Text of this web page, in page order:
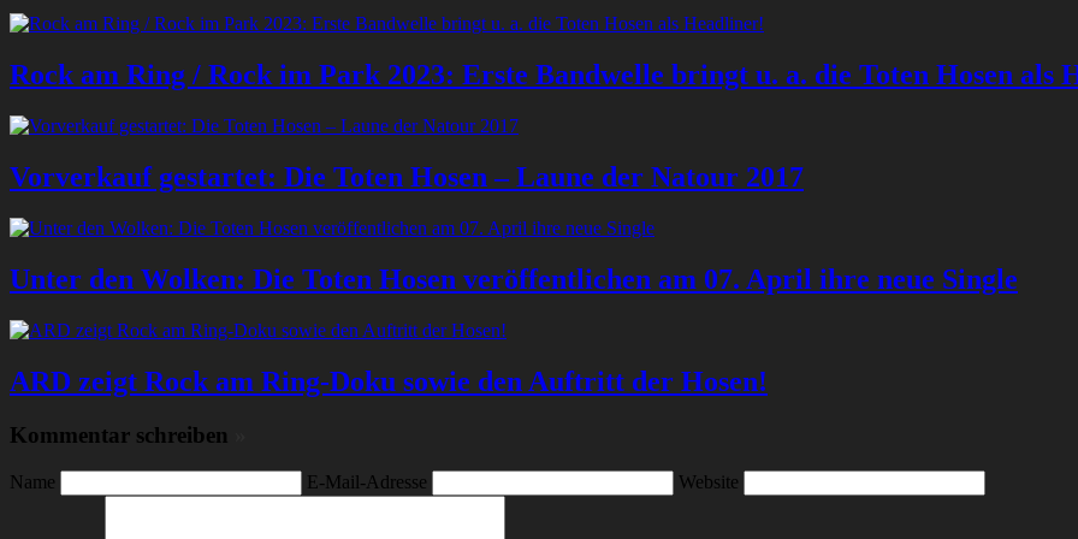
Rock am Ring / Rock im Park 2023: Erste Bandwelle bringt u. a. die Toten Hosen als
Vorverkauf gestartet: Die Toten Hosen – Laune der Natour 2017
Unter den Wolken: Die Toten Hosen veröffentlichen am 07. April ihre neue Single
ARD zeigt Rock am Ring-Doku sowie den Auftritt der Hosen!
Kommentar schreiben
Name E-Mail-Adresse Website